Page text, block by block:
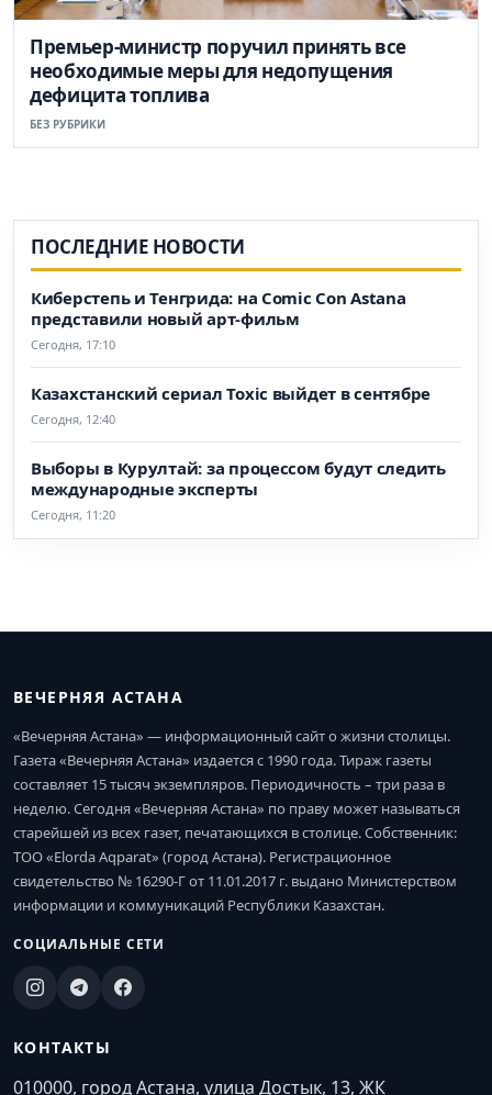
Премьер-министр поручил принять все
необходимые меры для недопущения
дефицита топлива
БЕЗ РУБРИКИ
ПОСЛЕДНИЕ НОВОСТИ
Киберстепь и Тенгрида: на Comic Con Astana
представили новый арт-фильм
Сегодня, 17:10
Казахстанский сериал Toxic выйдет в сентябре
Сегодня, 12:40
Выборы в Курултай: за процессом будут следить
международные эксперты
Сегодня, 11:20
ВЕЧЕРНЯЯ АСТАНА
«Вечерняя Астана» — информационный сайт о жизни столицы.
Газета «Вечерняя Астана» издается с 1990 года. Тираж газеты
составляет 15 тысяч экземпляров. Периодичность – три раза в
неделю. Сегодня «Вечерняя Астана» по праву может называться
старейшей из всех газет, печатающихся в столице. Собственник:
ТОО «Elorda Aqparat» (город Астана). Регистрационное
свидетельство № 16290-Г от 11.01.2017 г. выдано Министерством
информации и коммуникаций Республики Казахстан.
СОЦИАЛЬНЫЕ СЕТИ
КОНТАКТЫ
010000, город Астана, улица Достык, 13, ЖК